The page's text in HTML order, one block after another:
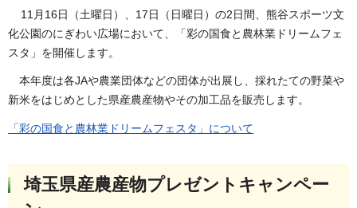
11月16日（土曜日）、17日（日曜日）の2日間、熊谷スポーツ文
化公園のにぎわい広場において、「彩の国食と農林業ドリームフェ
スタ」を開催します。
本年度は各JAや農業団体などの団体が出展し、採れたての野菜や
新米をはじめとした県産農産物やその加工品を販売します。
「彩の国食と農林業ドリームフェスタ」について
埼玉県産農産物プレゼントキャンペー